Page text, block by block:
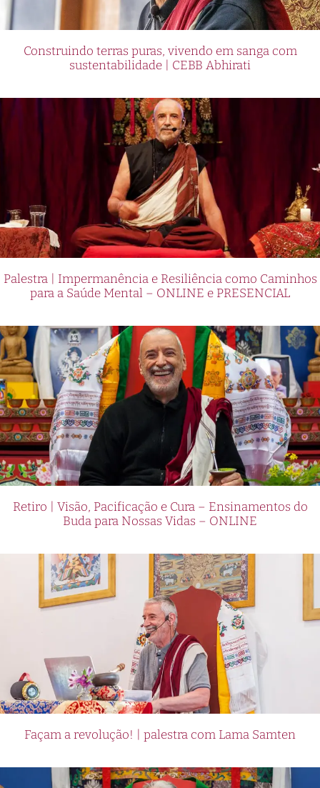
Construindo terras puras, vivendo em sanga com
sustentabilidade | CEBB Abhirati
Palestra | Impermanência e Resiliência como Caminhos
para a Saúde Mental – ONLINE e PRESENCIAL
Retiro | Visão, Pacificação e Cura – Ensinamentos do
Buda para Nossas Vidas – ONLINE
Façam a revolução! | palestra com Lama Samten